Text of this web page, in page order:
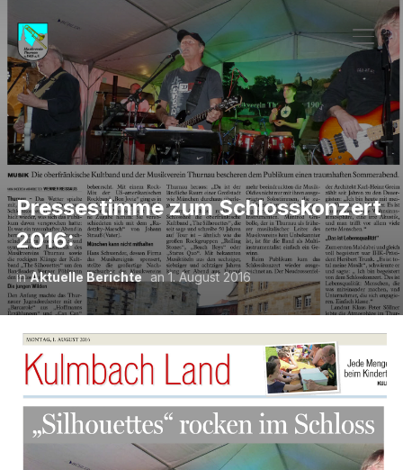
Pressestimme zum Schlosskonzert
2016:
inAktuelle Berichte an1. August 2016